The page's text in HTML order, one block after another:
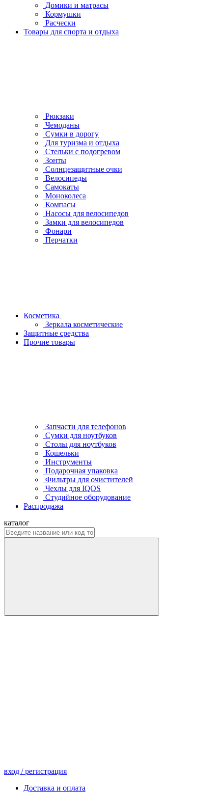
Домики и матрасы
Кормушки
Расчески
Товары для спорта и отдыха
Рюкзаки
Чемоданы
Сумки в дорогу
Для туризма и отдыха
Стельки с подогревом
Зонты
Солнцезащитные очки
Велосипеды
Самокаты
Моноколеса
Компасы
Насосы для велосипедов
Замки для велосипедов
Фонари
Перчатки
Косметика
Зеркала косметические
Защитные средства
Прочие товары
Запчасти для телефонов
Сумки для ноутбуков
Столы для ноутбуков
Кошельки
Инструменты
Подарочная упаковка
Фильтры для очистителей
Чехлы для IQOS
Студийное оборудование
Распродажа
каталог
вход / регистрация
Доставка и оплата